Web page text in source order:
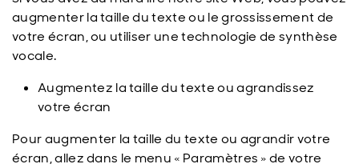
augmenter la taille du texte ou le grossissement de
votre écran, ou utiliser une technologie de synthèse
vocale.
Augmentez la taille du texte ou agrandissez
votre écran
Pour augmenter la taille du texte ou agrandir votre
écran, allez dans le menu « Paramètres » de votre